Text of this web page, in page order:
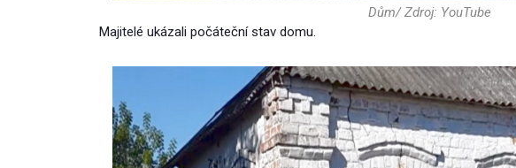
Dům/ Zdroj: YouTube
Majitelé ukázali počáteční stav domu.